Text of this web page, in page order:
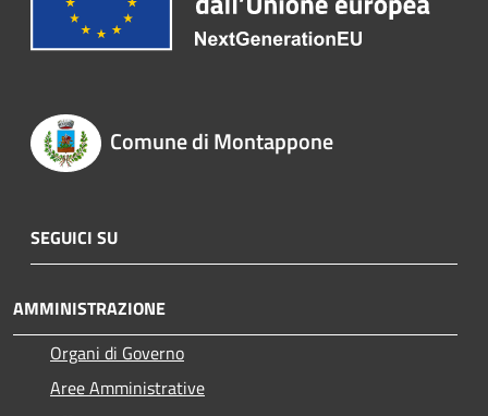
Comune di Montappone
SEGUICI SU
AMMINISTRAZIONE
Organi di Governo
Aree Amministrative